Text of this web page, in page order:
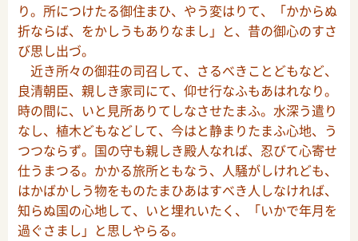
り。所につけたる御住まひ、やう変はりて、「かからぬ
折ならば、をかしうもありなまし」と、昔の御心のすさ
び思し出づ。
近き所々の御荘の司召して、さるべきことどもなど、
良清朝臣、親しき家司にて、仰せ行なふもあはれなり。
時の間に、いと見所ありてしなさせたまふ。水深う遣り
なし、植木どもなどして、今はと静まりたまふ心地、う
つつならず。国の守も親しき殿人なれば、忍びて心寄せ
仕うまつる。かかる旅所ともなう、人騒がしけれども、
はかばかしう物をものたまひあはすべき人しなければ、
知らぬ国の心地して、いと埋れいたく、「いかで年月を
過ぐさまし」と思しやらる。